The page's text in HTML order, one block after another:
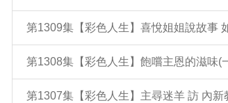
第1309集【彩色人生】喜悅姐姐說故事
第1308集【彩色人生】飽嚐主恩的滋味(
第1307集【彩色人生】主尋迷羊 訪 內新